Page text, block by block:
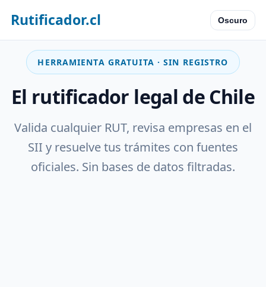
Rutificador.cl Oscuro
HERRAMIENTA GRATUITA · SIN REGISTRO
El rutificador legal de Chile
Valida cualquier RUT, revisa empresas en el
SII y resuelve tus trámites con fuentes
oficiales. Sin bases de datos filtradas.